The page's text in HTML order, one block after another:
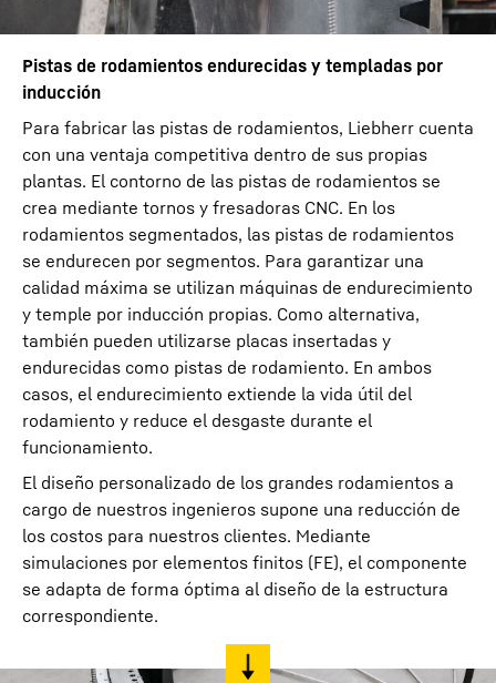
Pistas de rodamientos endurecidas y templadas por
inducción
Para fabricar las pistas de rodamientos, Liebherr cuenta
con una ventaja competitiva dentro de sus propias
plantas. El contorno de las pistas de rodamientos se
crea mediante tornos y fresadoras CNC. En los
rodamientos segmentados, las pistas de rodamientos
se endurecen por segmentos. Para garantizar una
calidad máxima se utilizan máquinas de endurecimiento
y temple por inducción propias. Como alternativa,
también pueden utilizarse placas insertadas y
endurecidas como pistas de rodamiento. En ambos
casos, el endurecimiento extiende la vida útil del
rodamiento y reduce el desgaste durante el
funcionamiento.
El diseño personalizado de los grandes rodamientos a
cargo de nuestros ingenieros supone una reducción de
los costos para nuestros clientes. Mediante
simulaciones por elementos finitos (FE), el componente
se adapta de forma óptima al diseño de la estructura
correspondiente.